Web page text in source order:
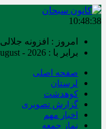
10:48:38
امروز : افزونه
برابر با : Sunday - 9 August - 2026
صفحه اصلی
لرستان
کوهدشت
گزارش تصویری
اخبار مهم
نماز جمعه